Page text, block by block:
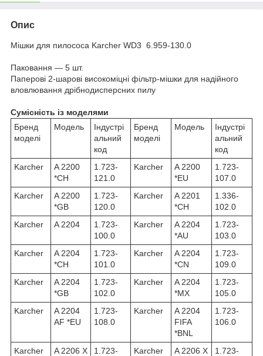
Опис
Мішки для пилососа Karcher WD3 6.959-130.0
Паковання — 5 шт.
Паперові 2-шарові високоміцні фільтр-мішки для надійного
вловлювання дрібнодисперсних пилу
Сумісність із моделями
Бренд
моделі
Модель
Індустрі
альний
код
Бренд
моделі
Модель
Індустрі
альний
код
Karcher
A 2200
*CH
1.723-
121.0
Karcher
A 2200
*EU
1.723-
107.0
Karcher
A 2200
*GB
1.723-
120.0
Karcher
A 2201
*CH
1.336-
102.0
Karcher
A 2204
1.723-
100.0
Karcher
A 2204
*AU
1.723-
103.0
Karcher
A 2204
*CH
1.723-
101.0
Karcher
A 2204
*CN
1.723-
109.0
Karcher
A 2204
*GB
1.723-
102.0
Karcher
A 2204
*MX
1.723-
105.0
Karcher
A 2204
AF *EU
1.723-
108.0
Karcher
A 2204
FIFA
*BNL
1.723-
106.0
Karcher A 2206 X
1.723-
Karcher
A 2206 X
1.723-